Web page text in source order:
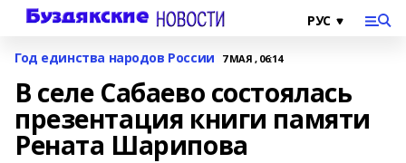
Год единства народов России 7 МАЯ , 06:14
В селе Сабаево состоялась
презентация книги памяти
Рената Шарипова